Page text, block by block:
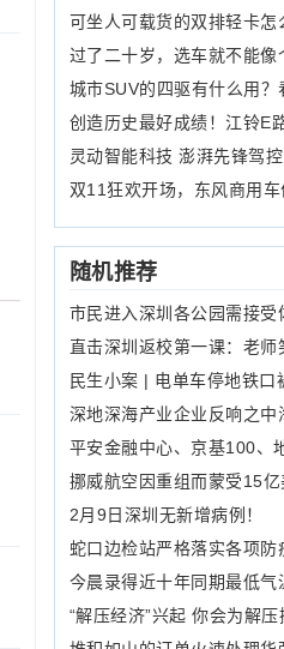
随机推荐
2月9日深圳无新增病例！